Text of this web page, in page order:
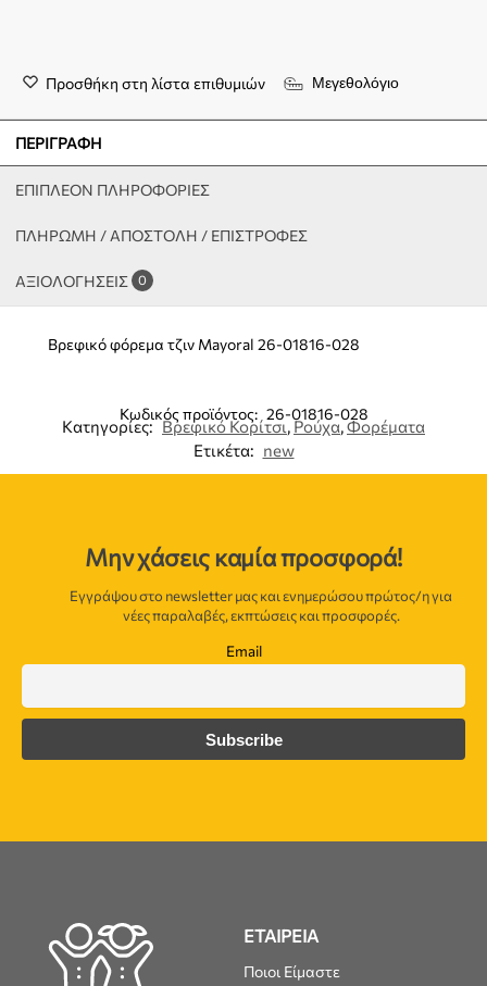
Προσθήκη στη λίστα επιθυμιών Μεγεθολόγιο
ΠΕΡΙΓΡΑΦΉ
ΕΠΙΠΛΈΟΝ ΠΛΗΡΟΦΟΡΊΕΣ
ΠΛΗΡΩΜΗ / ΑΠΟΣΤΟΛΗ / ΕΠΙΣΤΡΟΦΕΣ
ΑΞΙΟΛΟΓΉΣΕΙΣ 0
Βρεφικό φόρεμα τζιν Mayoral 26-01816-028
Κωδικός προϊόντος: 26-01816-028
Κατηγορίες: Βρεφικό Κορίτσι,Ρούχα,Φορέματα
Ετικέτα: new
Μην χάσεις καμία προσφορά!
Εγγράψου στο newsletter μας και ενημερώσου πρώτος/η για
νέες παραλαβές, εκπτώσεις και προσφορές.
Email
ΕΤΑΙΡΕΙΑ
Ποιοι Είμαστε